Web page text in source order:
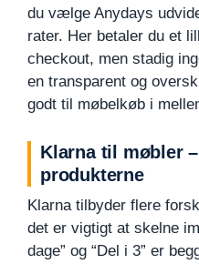
du vælge Anydays
rater. Her betaler du et
checkout, men stadig
en transparent og
godt til møbelkøb i
Klarna til møbler
produkterne
Klarna tilbyder flere
det er vigtigt at skelne
dage” og “Del i 3” er